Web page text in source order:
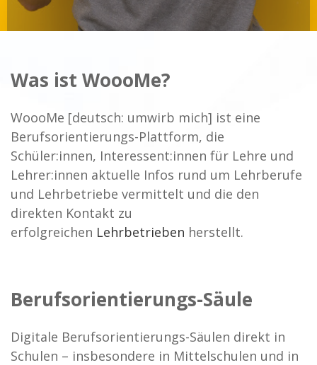
Was ist WoooMe?
WoooMe [deutsch: umwirb mich] ist eine
Berufsorientierungs-Plattform, die
Schüler:innen, Interessent:innen für Lehre und
Lehrer:innen aktuelle Infos rund um Lehrberufe
und Lehrbetriebe vermittelt und die den
direkten Kontakt zu
erfolgreichen Lehrbetrieben herstellt.
Berufsorientierungs-Säule
Digitale Berufsorientierungs-Säulen direkt in
Schulen – insbesondere in Mittelschulen und in